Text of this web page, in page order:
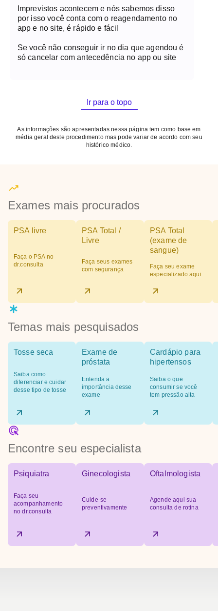
Imprevistos acontecem e nós sabemos disso
por isso você conta com o reagendamento no
app e no site, é rápido e fácil
Se você não conseguir ir no dia que agendou é
só cancelar com antecedência no app ou site
Ir para o topo
As informações são apresentadas nessa página tem como base em
média geral deste procedimento mas pode variar de acordo com seu
histórico médico.
Exames mais procurados
PSA livre
Faça o PSA no
dr.consulta
PSA Total /
Livre
Faça seus exames
com segurança
PSA Total
(exame de
sangue)
Faça seu exame
especializado aqui
Temas mais pesquisados
Tosse seca
Saiba como
diferenciar e cuidar
desse tipo de tosse
Exame de
próstata
Entenda a
importância desse
exame
Cardápio para
hipertensos
Saiba o que
consumir se você
tem pressão alta
Encontre seu especialista
Psiquiatra
Faça seu
acompanhamento
no dr.consulta
Ginecologista
Cuide-se
preventivamente
Oftalmologista
Agende aqui sua
consulta de rotina